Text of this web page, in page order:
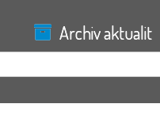
Archiv aktualit